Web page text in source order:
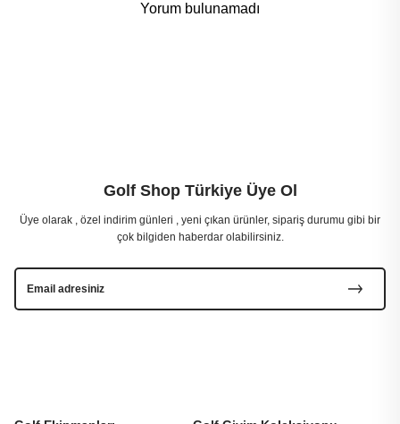
Yorum bulunamadı
Golf Shop Türkiye Üye Ol
Üye olarak , özel indirim günleri , yeni çıkan ürünler, sipariş durumu gibi bir
çok bilgiden haberdar olabilirsiniz.